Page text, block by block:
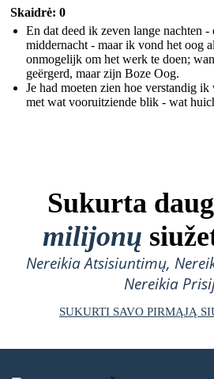
Skaidrė: 0
En dat deed ik zeven lange nachten
middernacht - maar ik vond het oog
onmogelijk om het werk te doen;
geërgerd, maar zijn Boze Oog.
Je had moeten zien hoe verstandig
met wat vooruitziende blik - wat
Sukurta
milijonų
Nereikia Atsisiuntimų,
Nereikia
SUKURTI SAVO PIRMĄJĄ